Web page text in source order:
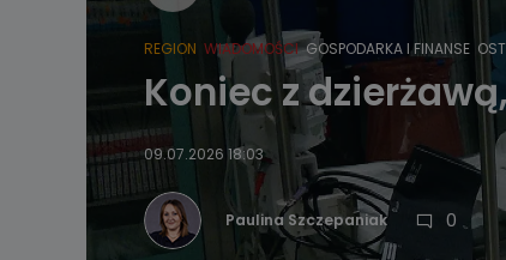
REGION WIADOMOŚCI GOSPODARKA I FINANSE
Koniec z
09.07.2026 18:03
Paulina Szczepaniak 0